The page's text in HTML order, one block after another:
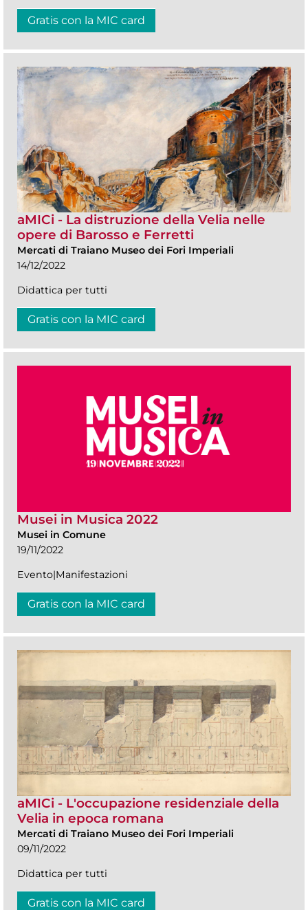
Gratis con la MIC card
aMICi - La distruzione della Velia nelle
opere di Barosso e Ferretti
Mercati di Traiano Museo dei Fori Imperiali
14/12/2022
Didattica per tutti
Gratis con la MIC card
Musei in Musica 2022
Musei in Comune
19/11/2022
Evento|Manifestazioni
Gratis con la MIC card
aMICi - L'occupazione residenziale della
Velia in epoca romana
Mercati di Traiano Museo dei Fori Imperiali
09/11/2022
Didattica per tutti
Gratis con la MIC card